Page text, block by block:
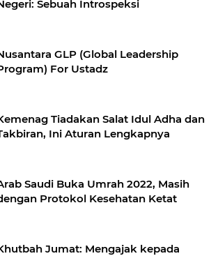
Sebuah Introspeksi
GLP (Global Leadership
For Ustadz
Tiadakan Salat Idul Adha dan
Ini Aturan Lengkapnya
Saudi Buka Umrah 2022, Masih
Protokol Kesehatan Ketat
Jumat: Mengajak kepada